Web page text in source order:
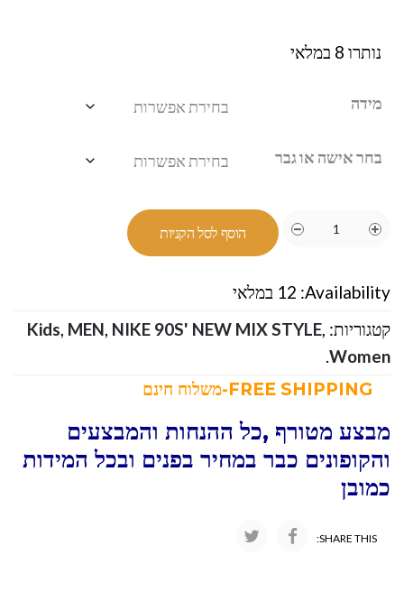
נותרו 8 במלאי
מידה
בחר אישה או גבר
הוסף לסל הקניות
Availability: 12 במלאי
קטגוריות:
Kids, MEN, NIKE 90S' NEW MIX STYLE,
Women
.
מבצע מטורף ,כל ההנחות והמבצעים
והקופונים כבר במחיר בפנים ובכל המידות
כמובן
SHARE THIS: